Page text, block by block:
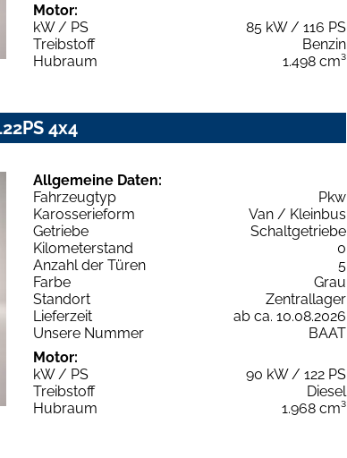
Motor:
kW / PS
85 kW / 116 PS
Treibstoff
Benzin
Hubraum
1.498 cm³
4x4
Allgemeine Daten:
Fahrzeugtyp
Pkw
Karosserieform
Van / Kleinbus
Getriebe
Schaltgetriebe
Kilometerstand
0
Anzahl der Türen
5
Farbe
Grau
Standort
Zentrallager
Lieferzeit
ab ca. 10.08.2026
Unsere Nummer
BAAT
Motor:
kW / PS
90 kW / 122 PS
Treibstoff
Diesel
Hubraum
1.968 cm³